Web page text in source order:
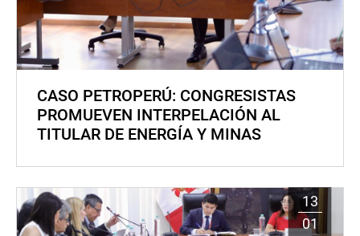
CASO PETROPERÚ: CONGRESISTAS
PROMUEVEN INTERPELACIÓN AL
TITULAR DE ENERGÍA Y MINAS
13
01